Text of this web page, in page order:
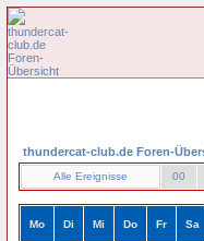
thundercat-club.de Foren-
Alle Ereignisse 00
Mo Di Mi Do Fr Sa